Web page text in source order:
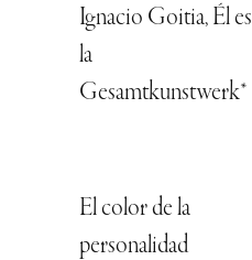
Ignacio Goitia, Él es
la
Gesamtkunstwerk*
El color de la
personalidad